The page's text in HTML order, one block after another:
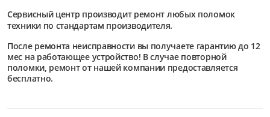
Сервисный центр производит ремонт любых поломок
техники по стандартам производителя.
После ремонта неисправности вы получаете гарантию до 12
мес на работающее устройство! В случае повторной
поломки, ремонт от нашей компании предоставляется
бесплатно.